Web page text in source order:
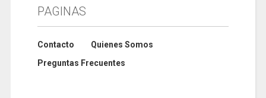
PAGINAS
Contacto
Quienes Somos
Preguntas Frecuentes